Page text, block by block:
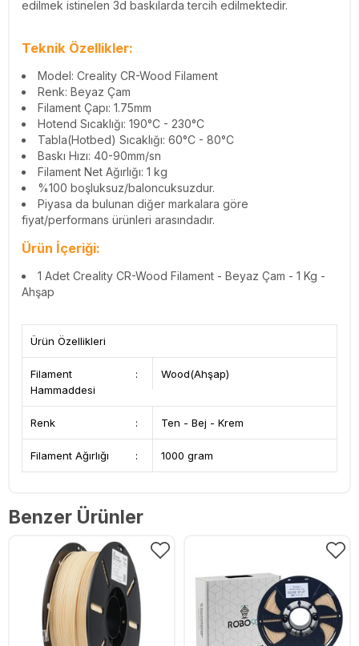
edilmek istinelen 3d baskılarda tercih edilmektedir.
Teknik Özellikler:
Model: Creality CR-Wood Filament
Renk: Beyaz Çam
Filament Çapı: 1.75mm
Hotend Sıcaklığı: 190°C - 230°C
Tabla(Hotbed) Sıcaklığı: 60°C - 80°C
Baskı Hızı: 40-90mm/sn
Filament Net Ağırlığı: 1 kg
%100 boşluksuz/baloncuksuzdur.
Piyasa da bulunan diğer markalara göre
fiyat/performans ürünleri arasındadır.
Ürün İçeriği:
1 Adet Creality CR-Wood Filament - Beyaz Çam - 1 Kg -
Ahşap
Ürün Özellikleri
Filament
Hammaddesi
: Wood(Ahşap)
Renk : Ten - Bej - Krem
Filament Ağırlığı : 1000 gram
Benzer Ürünler